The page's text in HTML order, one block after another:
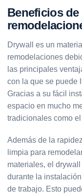
Beneficios
Drywall es un
remodelaciones
las principales
con la que se puede
Gracias a su fácil
espacio en mucho
tradicionales como el
Además de la
limpia para
materiales, el
durante la
de trabajo. Esto